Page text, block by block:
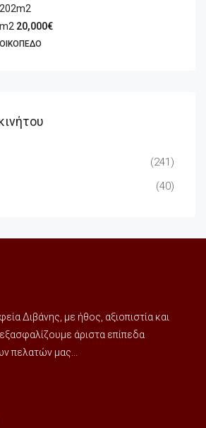
202m2
m2 20,000€
ΟΙΚΌΠΕΔΟ
(241)
(40)
Διβάνης, με ήθος, αξιοπιστία και
άριστα επίπεδα
πελατών μας...